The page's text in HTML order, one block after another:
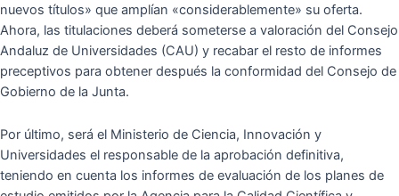
nuevos títulos» que amplían «considerablemente» su oferta.
Ahora, las titulaciones deberá someterse a valoración del Consejo
Andaluz de Universidades (CAU) y recabar el resto de informes
preceptivos para obtener después la conformidad del Consejo de
Gobierno de la Junta.
Por último, será el Ministerio de Ciencia, Innovación y
Universidades el responsable de la aprobación definitiva,
teniendo en cuenta los informes de evaluación de los planes de